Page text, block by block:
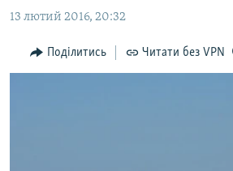
основної
Перейти
до
БЛОГИ
ПОГЛЯД
13 лютий 2016, 20:32
Поділитись Читати без VPN